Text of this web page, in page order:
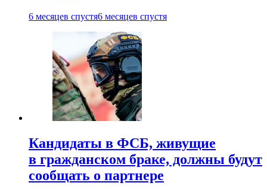
6 месяцев спустя6 месяцев спустя
Кандидаты в ФСБ, живущие
в гражданском браке, должны будут
сообщать о партнере